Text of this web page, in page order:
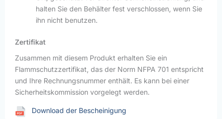
halten Sie den Behälter fest verschlossen, wenn Sie
ihn nicht benutzen.
Zertifikat
Zusammen mit diesem Produkt erhalten Sie ein
Flammschutzzertifikat, das der Norm NFPA 701 entspricht
und Ihre Rechnungsnummer enthält. Es kann bei einer
Sicherheitskommission vorgelegt werden.
Download der Bescheinigung